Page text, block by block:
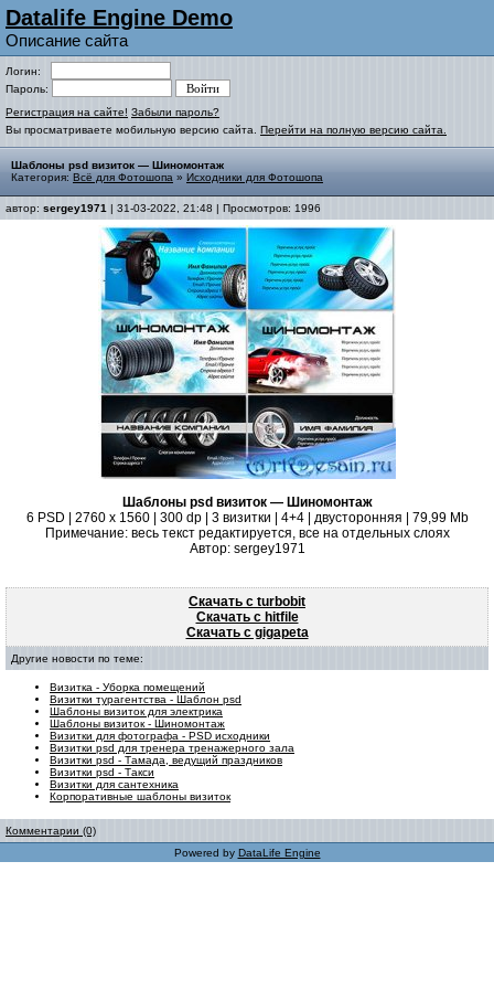
Datalife Engine Demo
Описание сайта
Логин:
Пароль:
Регистрация на сайте! Забыли пароль?
Вы просматриваете мобильную версию сайта. Перейти на полную версию сайта.
Шаблоны psd визиток — Шиномонтаж
Категория: Всё для Фотошопа » Исходники для Фотошопа
автор: sergey1971 | 31-03-2022, 21:48 | Просмотров: 1996
Шаблоны psd визиток — Шиномонтаж
6 PSD | 2760 x 1560 | 300 dp | 3 визитки | 4+4 | двусторонняя | 79,99 Mb
Примечание: весь текст редактируется, все на отдельных слоях
Автор: sergey1971
Скачать с turbobit
Скачать с hitfile
Скачать с gigapeta
Другие новости по теме:
Визитка - Уборка помещений
Визитки турагентства - Шаблон psd
Шаблоны визиток для электрика
Шаблоны визиток - Шиномонтаж
Визитки для фотографа - PSD исходники
Визитки psd для тренера тренажерного зала
Визитки psd - Тамада, ведущий праздников
Визитки psd - Такси
Визитки для сантехника
Корпоративные шаблоны визиток
Комментарии (0)
Powered by DataLife Engine